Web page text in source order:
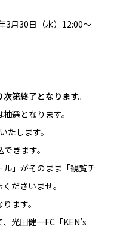
3月30日（水）12:00～
第終了となります。
選となります。
たします。
きます。
ル」がそのまま「観覧チ
ださいませ。
ます。
光田健一FC「KEN’s